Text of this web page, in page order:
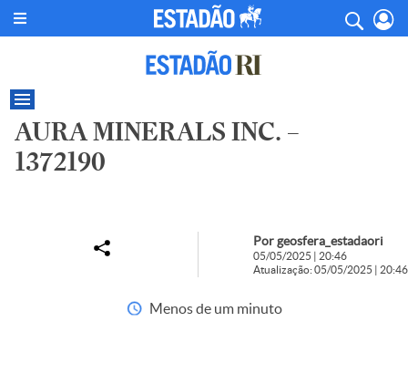
AURA MINERALS INC. –
1372190
Por geosfera_estadaori
05/05/2025 | 20:46
Atualização: 05/05/2025 | 20:46
Menos de um minuto